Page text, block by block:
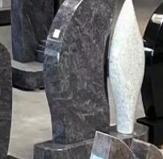
Urnenanlagen,
Grabschmuck